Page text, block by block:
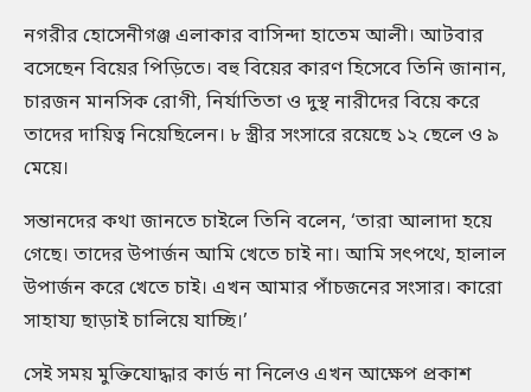
নগরীর হোসেনীগঞ্জ এলাকার বাসিন্দা হাতেম আলী। আটবার
বসেছেন বিয়ের পিড়িতে। বহু বিয়ের কারণ হিসেবে তিনি জানান,
চারজন মানসিক রোগী, নির্যাতিতা ও দুস্থ নারীদের বিয়ে করে
তাদের দায়িত্ব নিয়েছিলেন। ৮ স্ত্রীর সংসারে রয়েছে ১২ ছেলে ও ৯
মেয়ে।
সন্তানদের কথা জানতে চাইলে তিনি বলেন, ‘তারা আলাদা হয়ে
গেছে। তাদের উপার্জন আমি খেতে চাই না। আমি সৎপথে, হালাল
উপার্জন করে খেতে চাই। এখন আমার পাঁচজনের সংসার। কারো
সাহায্য ছাড়াই চালিয়ে যাচ্ছি।’
সেই সময় মুক্তিযোদ্ধার কার্ড না নিলেও এখন আক্ষেপ প্রকাশ